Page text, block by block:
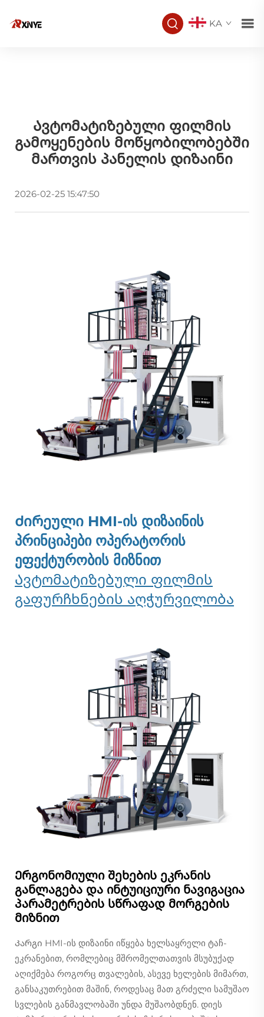
KA
Ავტომატიზებული Ფილმის
Გამოყენების Მოწყობილობებში
Მართვის Პანელის Დიზაინი
2026-02-25 15:47:50
Ძირეული HMI-ის დიზაინის
პრინციპები ოპერატორის
ეფექტურობის მიზნით
Ავტომატიზებული ფილმის
გაფურჩხნების აღჭურვილობა
Ერგონომიული შეხების ეკრანის
განლაგება და ინტუიციური ნავიგაცია
პარამეტრების სწრაფად მორგების
მიზნით
Კარგი HMI-ის დიზაინი იწყება ხელსაყრელი ტაჩ-
ეკრანებით, რომლებიც მშრომელთათვის მსუბუქად
აღიქმება როგორც თვალების, ასევე ხელების მიმართ,
განსაკუთრებით მაშინ, როდესაც მათ გრძელი სამუშაო
სვლების განმავლობაში უნდა მუშაობდნენ. დიეს